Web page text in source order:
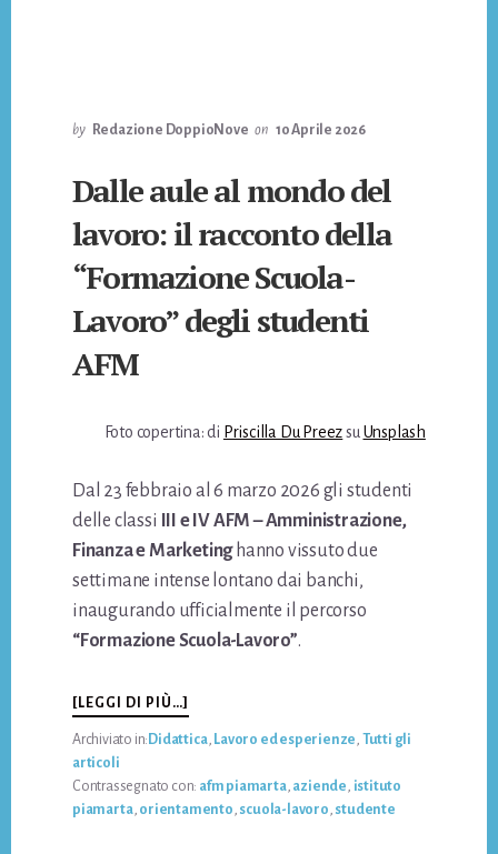
by Redazione DoppioNove on 10 Aprile 2026
Dalle aule al mondo del
lavoro: il racconto della
“Formazione Scuola-
Lavoro” degli studenti
AFM
Foto copertina: di Priscilla Du PreezsuUnsplash
Dal 23 febbraio al 6 marzo 2026 gli studenti
delle classi
III e IV AFM – Amministrazione,
Finanza e Marketinghanno vissuto due
settimane intense lontano dai banchi,
inaugurando ufficialmente il percorso
“Formazione Scuola-Lavoro”.
[LEGGI DI PIÙ…]
AULE
AL
DEL
LAVORO:
Archiviato in: Didattica, Lavoro ed esperienze, Tutti gli
articoli
Contrassegnato con: afm piamarta, aziende, istituto
piamarta, orientamento, scuola-lavoro, studente